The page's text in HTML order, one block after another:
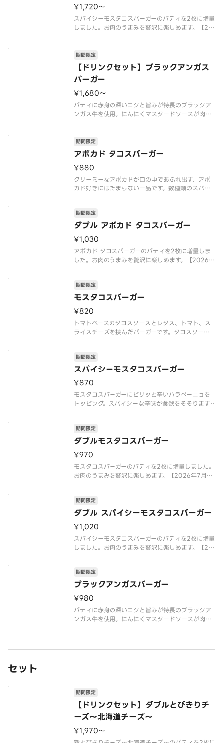
¥1,720〜
スパイシーモスタコスバーガーのパティを2枚に増量
しました。お肉のうまみを贅沢に楽しめます。【20
場合がございます。※辛くて食べられない場合がご
ざいますので、お子
【ドリンクセット】ブラックアンガス
バーガー
期間限定
¥1,680〜
パティに赤身の深いコクと旨みが特長のブラックア
ンガス牛を使用。にんにくマスタードソースが肉の
みください。【2026年7月15日（水）〜数量限定
（なくなり次第終了）】※チ
アボカド タコスバーガー
期間限定
¥880
クリーミーなアボカドが口の中であふれ出す、アボ
カド好きにはたまらない一品です。数種類のスパイ
い。
【2026年7月15日（水）〜2026年9月上旬頃まで
※
ダブル アボカド タコスバーガー
期間限定
¥1,030
アボカド タコスバーガーのパティを2枚に増量しま
した。お肉のうまみを贅沢に楽しめます。【2026年
合がございます。※チーズは工場で加熱加工をして
います。※商品には『
モスタコスバーガー
期間限定
¥820
トマトベースのタコスソースとレタス、トマト、ス
ライスチーズを挟んだバーガーです。タコスソース
スに仕立てました。【2026年7月15日（水）〜202
6年9月上旬頃までの販売
スパイシーモスタコスバーガー
期間限定
¥870
モスタコスバーガーにピリッと辛いハラペーニョを
トッピング。スパイシーな辛味が食欲をそそります。
了する場合がございます。※辛くて食べられない場
合がございますので、
ダブルモスタコスバーガー
期間限定
¥970
モスタコスバーガーのパティを2枚に増量しました。
お肉のうまみを贅沢に楽しめます。【2026年7月15
います。※チーズは工場で加熱加工をしています。※
商品には『カロリ
ダブル スパイシーモスタコスバーガー
期間限定
¥1,020
スパイシーモスタコスバーガーのパティを2枚に増量
しました。お肉のうまみを贅沢に楽しめます。【20
場合がございます。※辛くて食べられない場合がご
ざいますので、お子
ブラックアンガスバーガー
期間限定
¥980
パティに赤身の深いコクと旨みが特長のブラックア
ンガス牛を使用。にんにくマスタードソースが肉の
セット
【ドリンクセット】ダブルとびきりチ
ーズ～北海道チーズ～
期間限定
¥1,970〜